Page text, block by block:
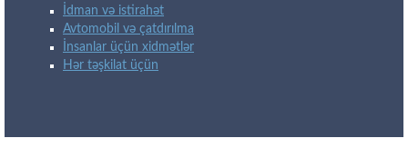
İdman və istirahət
Avtomobil və çatdırılma
İnsanlar üçün xidmətlər
Hər təşkilat üçün